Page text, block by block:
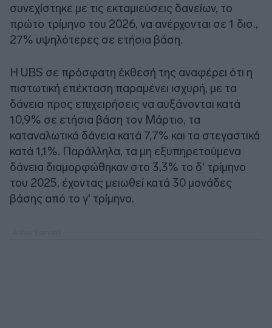
συνεχίστηκε με τις εκταμιεύσεις δανείων, το
πρώτο τρίμηνο του 2026, να ανέρχονται σε 1 δισ.,
27% υψηλότερες σε ετήσια βάση.
Η UBS σε πρόσφατη έκθεσή της αναφέρει ότι η
πιστωτική επέκταση παραμένει ισχυρή, με τα
δάνεια προς επιχειρήσεις να αυξάνονται κατά
10,9% σε ετήσια βάση τον Μάρτιο, τα
καταναλωτικά δάνεια κατά 7,7% και τα στεγαστικά
κατά 1,1%. Παράλληλα, τα μη εξυπηρετούμενα
δάνεια διαμορφώθηκαν στο 3,3% το δ' τρίμηνο
του 2025, έχοντας μειωθεί κατά 30 μονάδες
βάσης από το γ' τρίμηνο.